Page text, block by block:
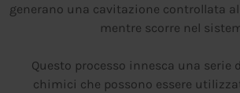
generano una cavitazione controllata
mentre scorre nel
Questo processo innesca una serie
chimici che possono essere